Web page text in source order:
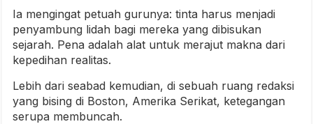
Ia mengingat petuah gurunya: tinta harus menjadi
penyambung lidah bagi mereka yang dibisukan
sejarah. Pena adalah alat untuk merajut makna dari
kepedihan realitas.
Lebih dari seabad kemudian, di sebuah ruang redaksi
yang bising di Boston, Amerika Serikat, ketegangan
serupa membuncah.